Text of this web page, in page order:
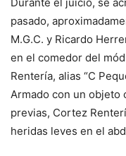
pasado,
M.G.C. y Ricardo
en el comedor del
Rentería, alias “C
Armado con un objeto
previas, Cortez
heridas leves en el